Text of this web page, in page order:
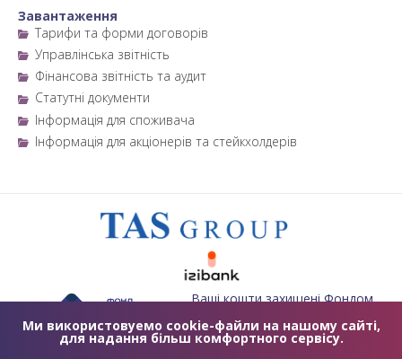
Завантаження
Тарифи та форми договорів
Управлінська звітність
Фінансова звітність та аудит
Статутні документи
Інформація для споживача
Інформація для акціонерів та стейкхолдерів
Ваші кошти захищені Фондом
осіб
Ми використовуемо cookie-файли на нашому сайті,
для надання більш комфортного сервісу.